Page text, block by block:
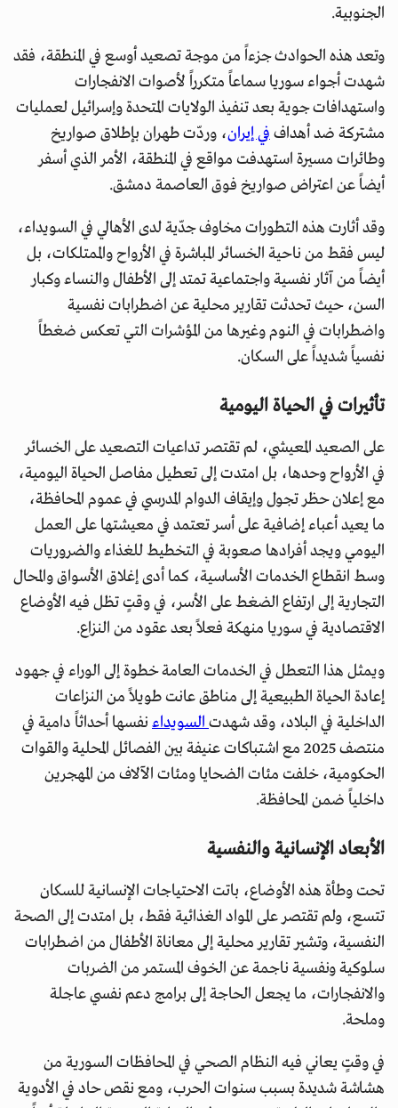
الجنوبية.
وتعد هذه الحوادث جزءاً من موجة تصعيد أوسع في المنطقة، فقد
شهدت أجواء سوريا سماعاً متكرراً لأصوات الانفجارات
واستهدافات جوية بعد تنفيذ الولايات المتحدة وإسرائيل لعمليات
مشتركة ضد أهداففي إيران، وردّت طهران بإطلاق صواريخ
وطائرات مسيرة استهدفت مواقع في المنطقة، الأمر الذي أسفر
أيضاً عن اعتراض صواريخ فوق العاصمة دمشق.
وقد أثارت هذه التطورات مخاوف جدّية لدى الأهالي في السويداء،
ليس فقط من ناحية الخسائر المباشرة في الأرواح والممتلكات، بل
أيضاً من آثار نفسية واجتماعية تمتد إلى الأطفال والنساء وكبار
السن، حيث تحدثت تقارير محلية عن اضطرابات نفسية
واضطرابات في النوم وغيرها من المؤشرات التي تعكس ضغطاً
نفسياً شديداً على السكان.
تأثيرات في الحياة اليومية
على الصعيد المعيشي، لم تقتصر تداعيات التصعيد على الخسائر
في الأرواح وحدها، بل امتدت إلى تعطيل مفاصل الحياة اليومية،
مع إعلان حظر تجول وإيقاف الدوام المدرسي في عموم المحافظة،
ما يعيد أعباء إضافية على أسر تعتمد في معيشتها على العمل
اليومي ويجد أفرادها صعوبة في التخطيط للغذاء والضروريات
وسط انقطاع الخدمات الأساسية، كما أدى إغلاق الأسواق والمحال
التجارية إلى ارتفاع الضغط على الأسر، في وقتٍ تظل فيه الأوضاع
الاقتصادية في سوريا منهكة فعلاً بعد عقود من النزاع.
ويمثل هذا التعطل في الخدمات العامة خطوة إلى الوراء في جهود
إعادة الحياة الطبيعية إلى مناطق عانت طويلاً من النزاعات
الداخلية في البلاد، وقد شهدتالسويداء نفسها أحداثاً دامية في
منتصف 2025 مع اشتباكات عنيفة بين الفصائل المحلية والقوات
الحكومية، خلفت مئات الضحايا ومئات الآلاف من المهجرين
داخلياً ضمن المحافظة.
الأبعاد الإنسانية والنفسية
تحت وطأة هذه الأوضاع، باتت الاحتياجات الإنسانية للسكان
تتسع، ولم تقتصر على المواد الغذائية فقط، بل امتدت إلى الصحة
النفسية، وتشير تقارير محلية إلى معاناة الأطفال من اضطرابات
سلوكية ونفسية ناجمة عن الخوف المستمر من الضربات
والانفجارات، ما يجعل الحاجة إلى برامج دعم نفسي عاجلة
وملحة.
في وقتٍ يعاني فيه النظام الصحي في المحافظات السورية من
هشاشة شديدة بسبب سنوات الحرب، ومع نقص حاد في الأدوية